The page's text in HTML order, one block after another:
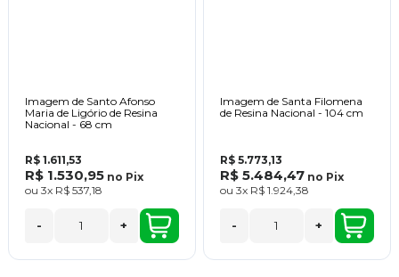
Imagem de Santo Afonso
Maria de Ligório de Resina
Nacional - 68 cm
R$ 1.611,53
R$ 1.530,95 no Pix
ou 3x R$ 537,18
- +
Imagem de Santa Filomena
de Resina Nacional - 104 cm
R$ 5.773,13
R$ 5.484,47 no Pix
ou 3x R$ 1.924,38
- +